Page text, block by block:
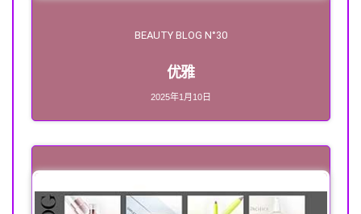
BEAUTY BLOG N°30
优雅
2025年1月10日